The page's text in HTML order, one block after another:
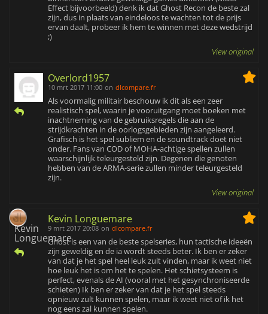
Effect bijvoorbeeld) denk ik dat Ghost Recon de beste zal
zijn, dus in plaats van eindeloos te wachten tot de prijs
ervan daalt, probeer ik hem te winnen met deze wedstrijd
;)
View original
Overlord1957
10 mrt 2017 11:00 on dlcompare.fr
Als voormalig militair beschouw ik dit als een zeer
realistisch spel, waarin je vooruitgang moet boeken met
inachtneming van de gebruiksregels die aan de
strijdkrachten in de oorlogsgebieden zijn aangeleerd.
Grafisch is het spel subliem en de soundtrack doet niet
onder. Fans van COD of MOHA-achtige spellen zullen
waarschijnlijk teleurgesteld zijn. Degenen die genoten
hebben van de ARMA-serie zullen minder teleurgesteld
zijn.
View original
Kevin Longuemare
9 mrt 2017 20:08 on dlcompare.fr
Ghost is een van de beste spelseries, hun tactische ideeën
zijn geweldig en de ia wordt steeds beter. Ik ben er zeker
van dat je het spel heel leuk zult vinden, maar ik weet niet
hoe leuk het is om het te spelen. Het schietsysteem is
perfect, evenals de AI (vooral met het gesynchroniseerde
schieten) Ik ben er zeker van dat je het spel steeds
opnieuw zult kunnen spelen, maar ik weet niet of ik het
nog eens zal kunnen spelen.